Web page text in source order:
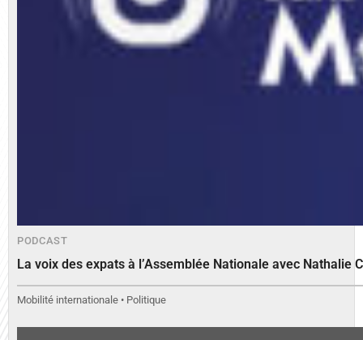
PODCAST
La voix des expats à l’Assemblée Nationale avec Nathalie
Mobilité internationale • Politique